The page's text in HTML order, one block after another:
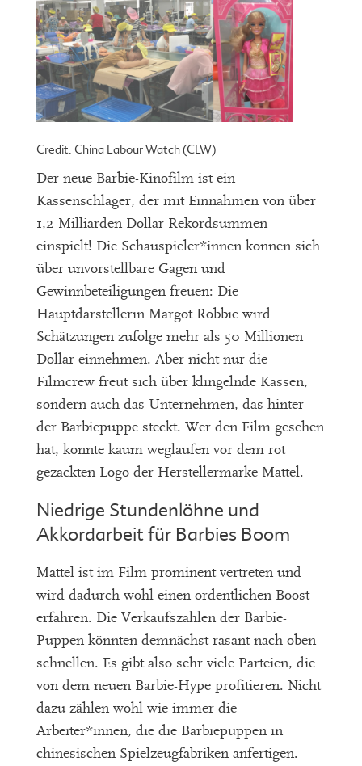
Credit: China Labour Watch (CLW)
Der neue Barbie-Kinofilm ist ein
Kassenschlager, der mit Einnahmen von über
1,2 Milliarden Dollar Rekordsummen
einspielt! Die Schauspieler*innen können sich
über unvorstellbare Gagen und
Gewinnbeteiligungen freuen: Die
Hauptdarstellerin Margot Robbie wird
Schätzungen zufolge mehr als 50 Millionen
Dollar einnehmen. Aber nicht nur die
Filmcrew freut sich über klingelnde Kassen,
sondern auch das Unternehmen, das hinter
der Barbiepuppe steckt. Wer den Film gesehen
hat, konnte kaum weglaufen vor dem rot
gezackten Logo der Herstellermarke Mattel.
Niedrige Stundenlöhne und
Akkordarbeit für Barbies Boom
Mattel ist im Film prominent vertreten und
wird dadurch wohl einen ordentlichen Boost
erfahren. Die Verkaufszahlen der Barbie-
Puppen könnten demnächst rasant nach oben
schnellen. Es gibt also sehr viele Parteien, die
von dem neuen Barbie-Hype profitieren. Nicht
dazu zählen wohl wie immer die
Arbeiter*innen, die die Barbiepuppen in
chinesischen Spielzeugfabriken anfertigen.